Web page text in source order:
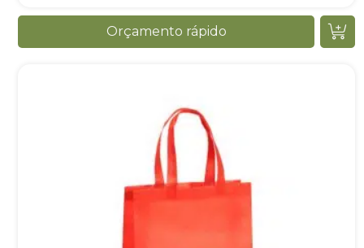
Orçamento rápido